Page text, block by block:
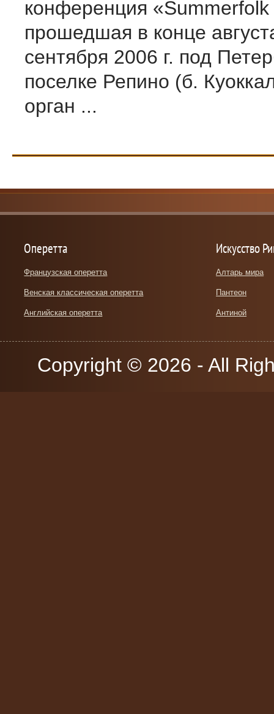
конференция
прошедшая в конце
сентября 2006 г. под
поселке Репино (б.
орган ...
Оперетта
Французская оперетта
Венская классическая оперетта
Английская оперетта
Искусство
Алтарь мира
Пантеон
Антиной
Copyright © 2026 - All